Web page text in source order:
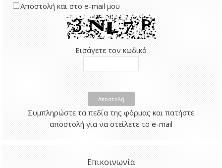
Αποστολή και στο e-mail μου
Εισάγετε τον κωδικό
Αποστολή
Συμπληρώστε τα πεδία της φόρμας και πατήστε
αποστολή για να στείλετε το e-mail
Επικοινωνία